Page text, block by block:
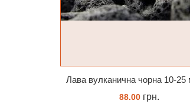
Кокосові чіпси
45.00грн.